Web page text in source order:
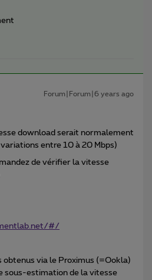
Forum|Forum|6 years ago
download serait normalement
entre 10 à 20 Mbps)
de vérifier la vitesse
#/
obtenus via le Proximus (=Ookla)
sous-estimation de la vitesse